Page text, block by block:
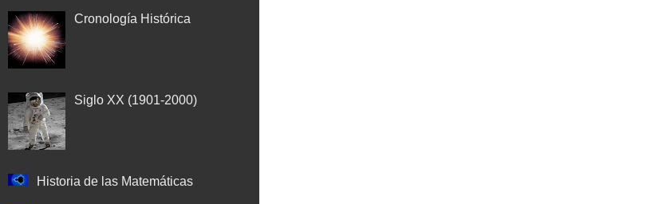
Cronología Histórica
Siglo XX (1901-2000)
Historia de las Matemáticas